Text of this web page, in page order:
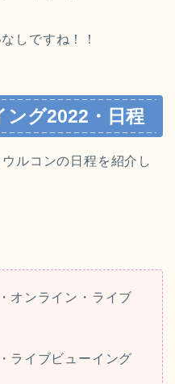
しですね！！
ング2022・日程
ルコンの日程を紹介し
オンライン・ライブ
ライブビューイング